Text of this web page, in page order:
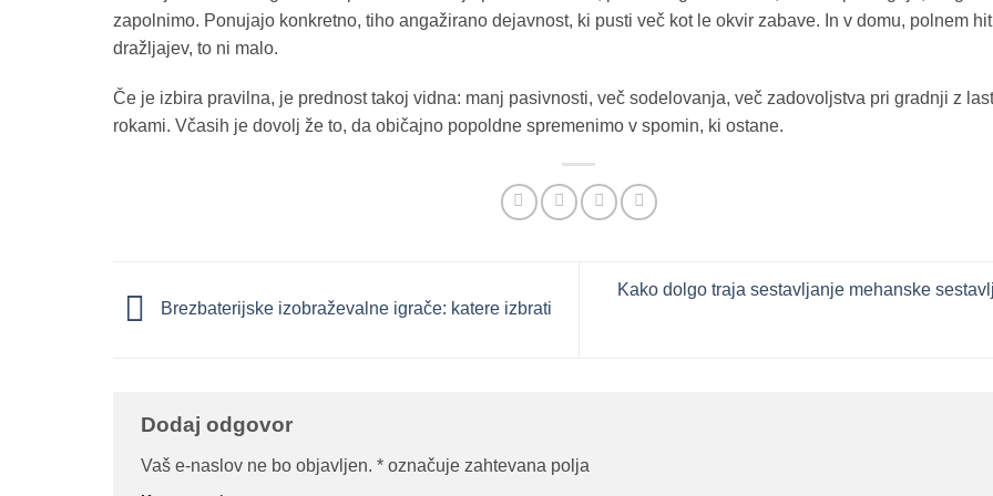
zapolnimo. Ponujajo konkretno, tiho angažirano dejavnost, ki pusti več kot le okvir zabave. In v domu, polnem
dražljajev, to ni malo.
Če je izbira pravilna, je prednost takoj vidna: manj pasivnosti, več sodelovanja, več zadovoljstva pri gradnji z
rokami. Včasih je dovolj že to, da običajno popoldne spremenimo v spomin, ki ostane.
Brezbaterijske izobraževalne igrače: katere izbrati
Kako dolgo traja sestavljanje mehanske
Dodaj odgovor
Vaš e-naslov ne bo objavljen. * označuje zahtevana polja